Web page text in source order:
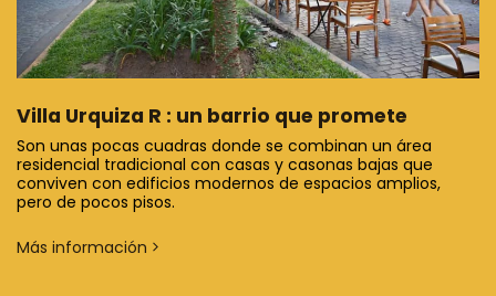
Villa Urquiza R : un barrio que promete
Son unas pocas cuadras donde se combinan un área
residencial tradicional con casas y casonas bajas que
conviven con edificios modernos de espacios amplios,
pero de pocos pisos.
Más información